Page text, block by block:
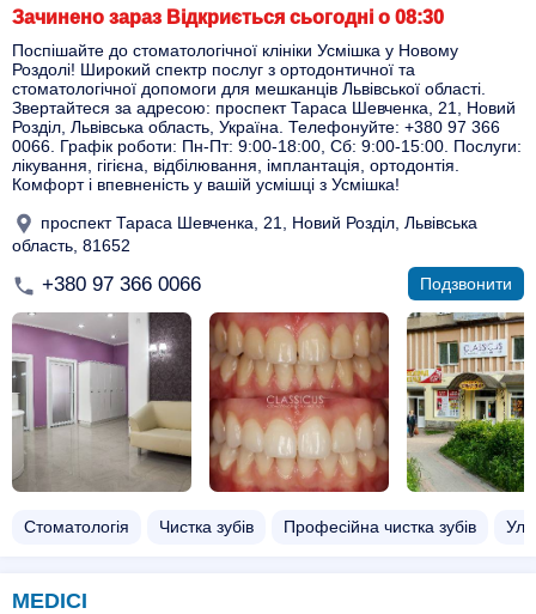
Зачинено зараз Відкриється сьогодні о 08:30
Поспішайте до стоматологічної клініки Усмішка у Новому
Роздолі! Широкий спектр послуг з ортодонтичної та
стоматологічної допомоги для мешканців Львівської області.
Звертайтеся за адресою: проспект Тараса Шевченка, 21, Новий
Розділ, Львівська область, Україна. Телефонуйте: +380 97 366
0066. Графік роботи: Пн-Пт: 9:00-18:00, Сб: 9:00-15:00. Послуги:
лікування, гігієна, відбілювання, імплантація, ортодонтія.
Комфорт і впевненість у вашій усмішці з Усмішка!
проспект Тараса Шевченка, 21, Новий Розділ, Львівська
область, 81652
+380 97 366 0066 Подзвонити
Стоматологія Чистка зубів Професійна чистка зубів
MEDICI